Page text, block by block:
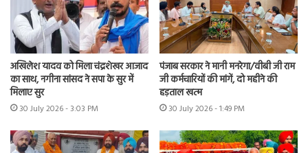
अखिलेश यादव को मिला चंद्रशेखर आजाद
का साथ, नगीना सांसद ने सपा के सुर में
मिलाए सुर
30 July 2026 - 3:03 PM
पंजाब सरकार ने मानी मनरेगा/वीबी जी राम
जी कर्मचारियों की मांगें, दो महीने की
हड़ताल खत्म
30 July 2026 - 1:49 PM